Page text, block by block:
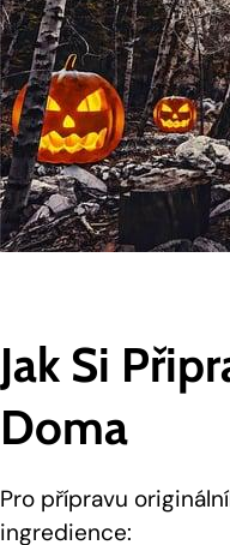
Jak Si
Doma
Pro přípravu
ingredience: